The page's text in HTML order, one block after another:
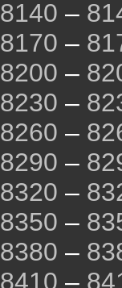
8140 –
8170 –
8200 –
8230 –
8260 –
8290 –
8320 –
8350 –
8380 –
8410 –